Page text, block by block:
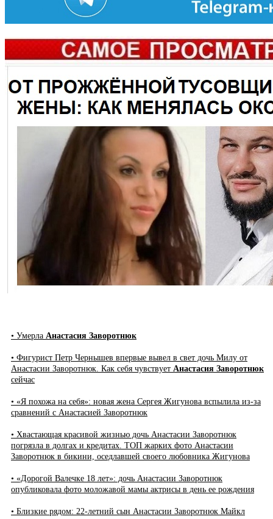
• Умерла Анастасия Заворотнюк
• Фигурист Петр Чернышев впервые вывел в свет дочь Милу от
Анастасии Заворотнюк. Как себя чувствует Анастасия Заворотнюк
сейчас
• «Я похожа на себя»: новая жена Сергея Жигунова вспылила из-за
сравнений с Анастасией Заворотнюк
• Хвастающая красивой жизнью дочь Анастасии Заворотнюк
погрязла в долгах и кредитах. ТОП жарких фото Анастасии
Заворотнюк в бикини, оседлавшей своего любовника Жигунова
• «Дорогой Валечке 18 лет»: дочь Анастасии Заворотнюк
опубликовала фото моложавой мамы актрисы в день ее рождения
• Близкие рядом: 22-летний сын Анастасии Заворотнюк Майкл